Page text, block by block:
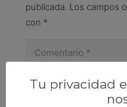
publicada. Los campos
con *
Tu privacidad